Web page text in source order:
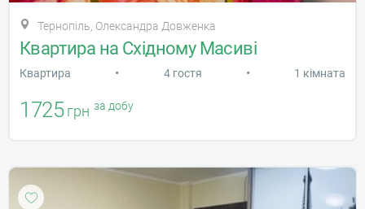
Тернопіль, Олександра Довженка
Квартира на Східному Масиві
Квартира • 4 гостя • 1 кімната
1725 грн за добу